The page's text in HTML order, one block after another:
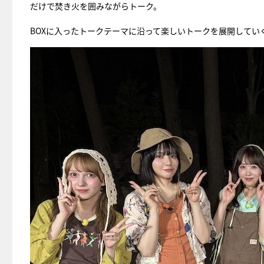
だけで焚き火を囲みながらトーク。
BOXに入ったトークテーマに沿って楽しいトークを展開してい